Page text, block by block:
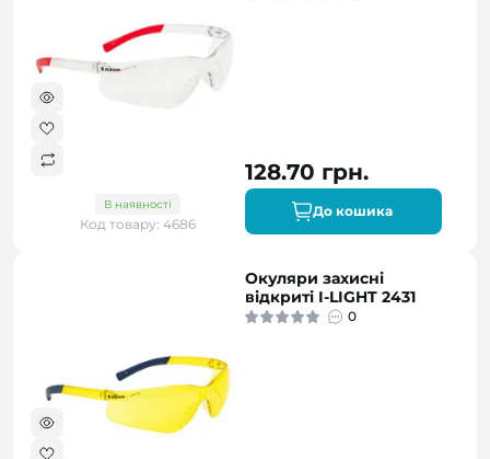
В наявності
Код товару: 4686
128.70 грн.
До кошика
Окуляри захисні
відкриті I-LIGHT 2431
0